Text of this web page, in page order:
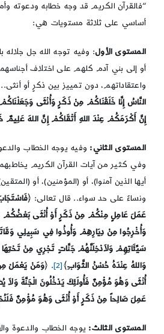
“فالقرآن الكريم قد وجه خطابه ودعوته
أساسي على ثلاثة مستويات هي:
المستوى الأول: وفيه توجه الله جل جلاله
أو إلى بني آدم كلهم على اختلاف
واعتقاداتهم، دون تمييز بين ذكرٍ أو
النَّاسُ إِنَّا خَلَقْنَاكُمْ مِنْ ذَكَرٍ وَأُنْثَى وَجَعَلْنَاكُمْ
إِنَّ أَكْرَمَكُمْ عِنْدَ اللهِ أَتْقَاكُمْ إِنَّ اللهَ عَلِيمٌ
المستوى الثاني: وفيه يوجه الخطاب
وفي كثير من آيات القرآن الكريم يخاطبهم
أيها الذين آمنوا)، أو (المؤمنين)، أو
ونساءً على حد سواء.. قال تعالى: ﴿
عَمَلَ عَامِلٍ مِنْكُمْ مِنْ ذَكَرٍ أَوْ أُنْثَى بَعْضُكُمْ
وَأُخْرِجُوا مِنْ دِيَارِهِمْ وَأُوذُوا فِي سَبِيلِي
سَيِّئَاتِهِمْ وَلاَدْخِلَنَّهُمْ جَنَّاتٍ تَجْرِي مِنْ تَحْتِهَا
وَاللهُ عِنْدَهُ حُسْنُ الثَّوَابِ﴾[2] . ﴿وَمَنْ يَعْمَلْ
أُنْثَى وَهُوَ مُؤْمِنٌ فَأُولَئِكَ يَدْخُلُونَ الْجَنَّةَ وَلاَ
عَمِلَ صَالِحاً مِنْ ذَكَرٍ أَوْ أُنْثَى وَهُوَ مُؤْمِنٌ
المستوى الثالث: يوجه الخطاب والدعوة